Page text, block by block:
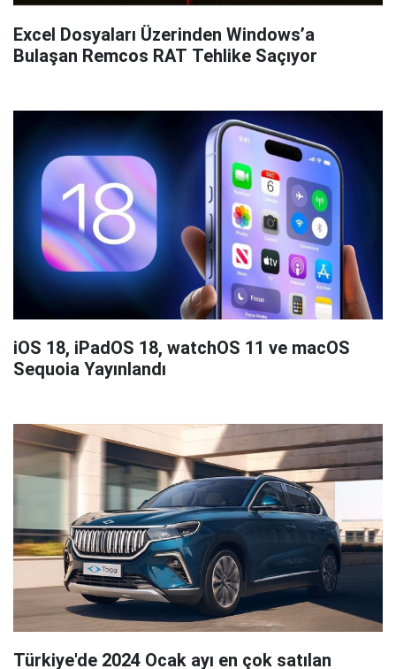
Excel Dosyaları Üzerinden Windows’a
Bulaşan Remcos RAT Tehlike Saçıyor
iOS 18, iPadOS 18, watchOS 11 ve macOS
Sequoia Yayınlandı
Türkiye'de 2024 Ocak ayı en çok satılan